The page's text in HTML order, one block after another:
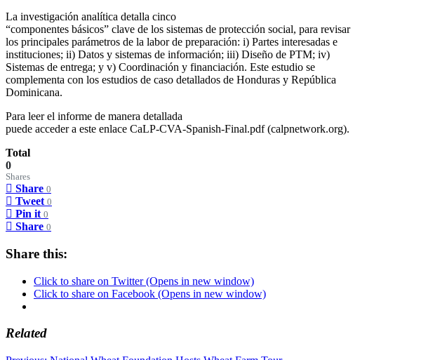
La investigación analítica detalla cinco
“componentes básicos” clave de los sistemas de protección social, para revisar
los principales parámetros de la labor de preparación: i) Partes interesadas e
instituciones; ii) Datos y sistemas de información; iii) Diseño de PTM; iv)
Sistemas de entrega; y v) Coordinación y financiación. Este estudio se
complementa con los estudios de caso detallados de Honduras y República
Dominicana.
Para leer el informe de manera detallada
puede acceder a este enlace CaLP-CVA-Spanish-Final.pdf (calpnetwork.org).
Total
0
Shares
Share 0
Tweet 0
Pin it 0
Share 0
Share this:
Click to share on Twitter (Opens in new window)
Click to share on Facebook (Opens in new window)
Related